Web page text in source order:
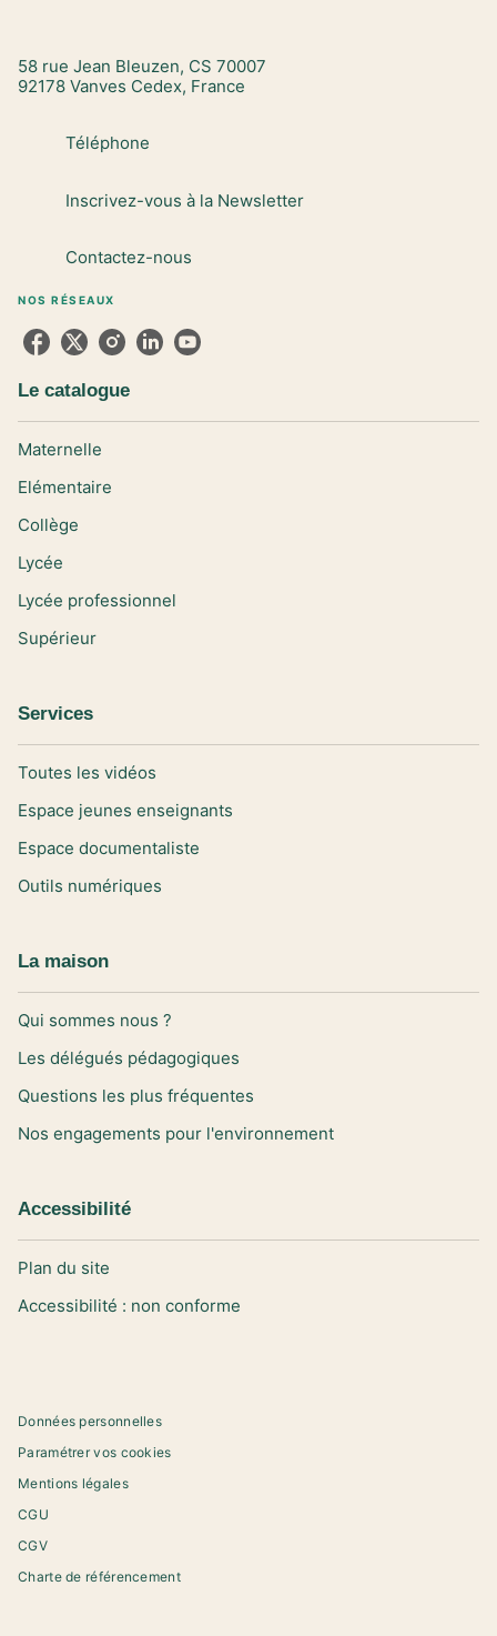
58 rue Jean Bleuzen, CS 70007
92178 Vanves Cedex, France
Téléphone
Inscrivez-vous à la Newsletter
Contactez-nous
NOS RÉSEAUX
Le catalogue
Maternelle
Elémentaire
Collège
Lycée
Lycée professionnel
Supérieur
Services
Toutes les vidéos
Espace jeunes enseignants
Espace documentaliste
Outils numériques
La maison
Qui sommes nous ?
Les délégués pédagogiques
Questions les plus fréquentes
Nos engagements pour l'environnement
Accessibilité
Plan du site
Accessibilité : non conforme
Données personnelles
Paramétrer vos cookies
Mentions légales
CGU
CGV
Charte de référencement